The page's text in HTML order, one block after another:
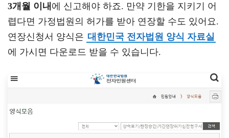
3개월 이내 에 신고해야 하죠. 만약 기한을 지키기 어
렵다면 가정법원의 허가를 받아 연장할 수도 있어요.
연장신청서 양식은 대한민국 전자법원 양식 자료실
에 가시면 다운로드 받을 수 있습니다.